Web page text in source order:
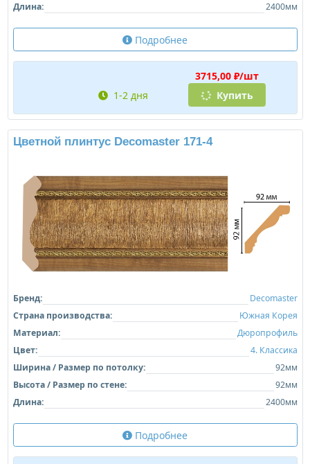
Длина:
2400мм
Подробнее
3715,00 ₽/шт
1-2 дня
Купить
Цветной плинтус Decomaster 171-4
Бренд:
Decomaster
Страна производства:
Южная Корея
Материал:
Дюропрофиль
Цвет:
4. Классика
Ширина / Размер по потолку:
92мм
Высота / Размер по стене:
92мм
Длина:
2400мм
Подробнее